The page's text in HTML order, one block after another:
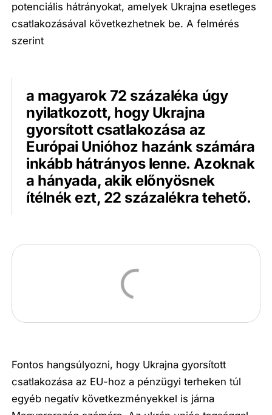
potenciális hátrányokat, amelyek Ukrajna esetleges
csatlakozásával következhetnek be. A felmérés
szerint
a magyarok 72 százaléka úgy
nyilatkozott, hogy Ukrajna
gyorsított csatlakozása az
Európai Unióhoz hazánk számára
inkább hátrányos lenne. Azoknak
a hányada, akik előnyösnek
ítélnék ezt, 22 százalékra tehető.
Fontos hangsúlyozni, hogy Ukrajna gyorsított
csatlakozása az EU-hoz a pénzügyi terheken túl
egyéb negatív következményekkel is járna